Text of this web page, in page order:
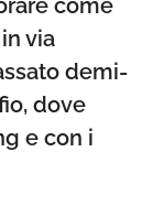
come
via
demi-
dove
e con i